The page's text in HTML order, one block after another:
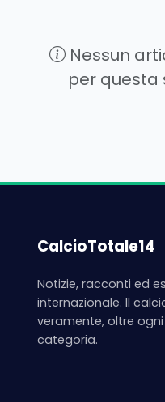
Nessun
per questa
CalcioTotale14
Notizie, racconti ed
internazionale. Il
veramente, oltre
categoria.